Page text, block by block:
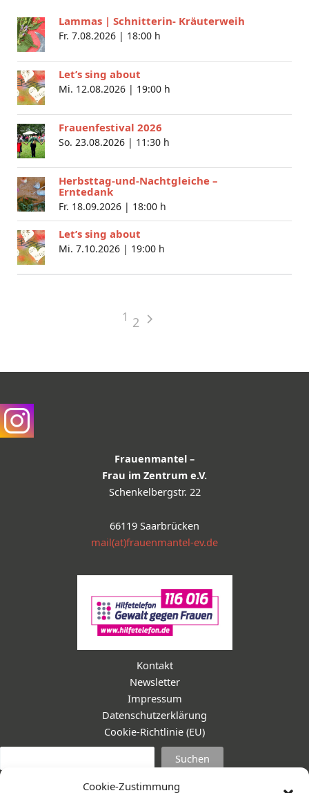
Cookie-Zustimmung
Lammas | Schnitterin- Kräuterweih
Fr. 7.08.2026 | 18:00 h
Let’s sing about
Mi. 12.08.2026 | 19:00 h
Frauenfestival 2026
So. 23.08.2026 | 11:30 h
Herbsttag-und-Nachtgleiche –
Erntedank
Fr. 18.09.2026 | 18:00 h
Let’s sing about
Mi. 7.10.2026 | 19:00 h
1 2
Frauenmantel –
Frau im Zentrum e.V.
Schenkelbergstr. 22
66119 Saarbrücken
mail(at)frauenmantel-ev.de
Kontakt
Newsletter
Impressum
Datenschutzerklärung
Cookie-Richtlinie (EU)
Suchen